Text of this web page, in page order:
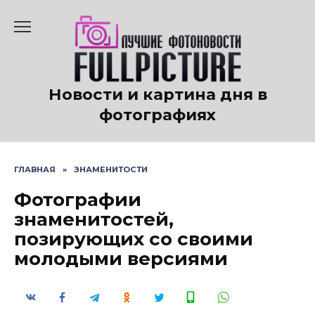
содержанию
Новости и картина дня в
фотографиях
ГЛАВНАЯ » ЗНАМЕНИТОСТИ
Фотографии
знаменитостей,
позирующих со своими
молодыми версиями